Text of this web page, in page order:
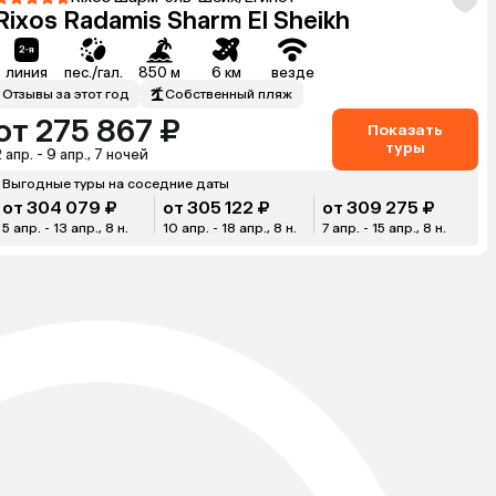
Radamis Sharm El Sheikh
линия пес./гал. 850 м 6 км везде
Отзывы за этот год Собственный пляж
275 867 ₽
апр. - 9 апр., 7 ночей
Показать
туры
Выгодные туры на соседние даты
от 304 079 ₽
5 апр. - 13 апр., 8 н.
от 305 122 ₽
10 апр. - 18 апр., 8 н.
от 309 275 ₽
7 апр. - 15 апр., 8 н.